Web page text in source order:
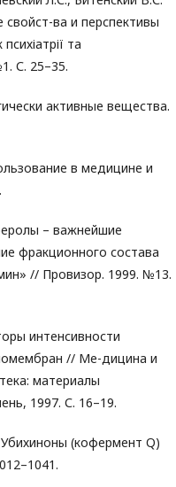
ва и перспективы
та
С. 25–35.
активные вещества.
в медицине и
– важнейшие
фракционного состава
// Провизор. 1999. №13.
интенсивности
// Ме-дицина и
материалы
1997. С. 16–19.
(кофермент Q)